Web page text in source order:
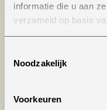
informatie die u aan
verzameld op basis
Noodzakelijk
Voorkeuren